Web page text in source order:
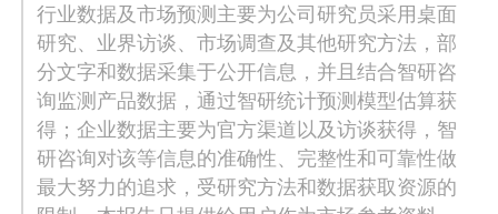
行业数据及市场预测主要为公司研究员采用桌面
研究、业界访谈、市场调查及其他研究方法，部
分文字和数据采集于公开信息，并且结合智研咨
询监测产品数据，通过智研统计预测模型估算获
得；企业数据主要为官方渠道以及访谈获得，智
研咨询对该等信息的准确性、完整性和可靠性做
最大努力的追求，受研究方法和数据获取资源的